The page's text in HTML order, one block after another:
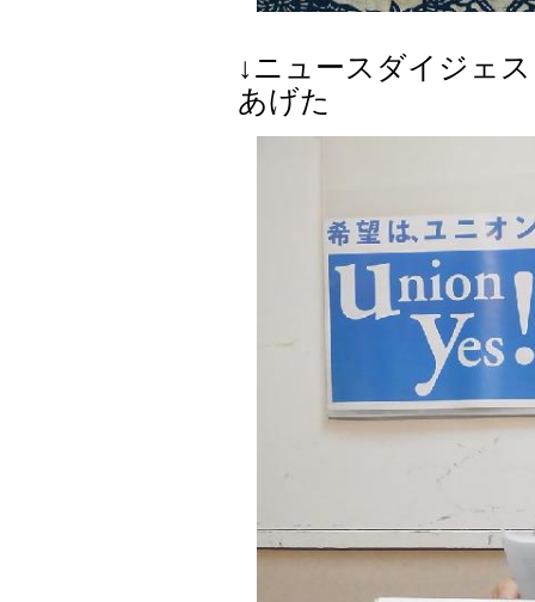
↓ニュースダイジェ
あげた